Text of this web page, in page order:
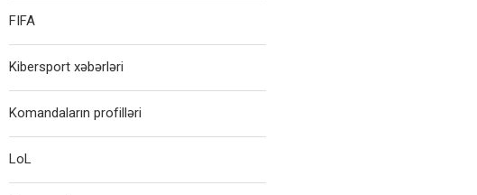
FIFA
Kibersport xəbərləri
Komandaların profilləri
LoL